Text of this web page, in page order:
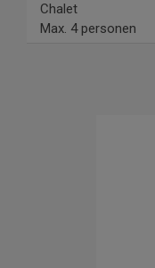
Chalet
Max. 4 personen